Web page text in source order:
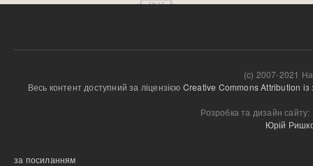
(c) 2007-2021
Весь контент доступний за ліцензією Creative Commons Attribution
Розробка та дизайн сайту:
Юрій
за посиланням